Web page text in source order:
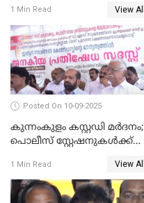
സമ്മേളനത്തിന് തുടക്കം
WATCH VIDEO
1 Min Read View All
Posted On 10-09-2025
കുന്നംകുളം കസ്റ്റഡി മര്‍ദനം;
പൊലീസ് സ്റ്റേഷനുകൾക്ക്
സദസ്സ്
1 Min Read View All